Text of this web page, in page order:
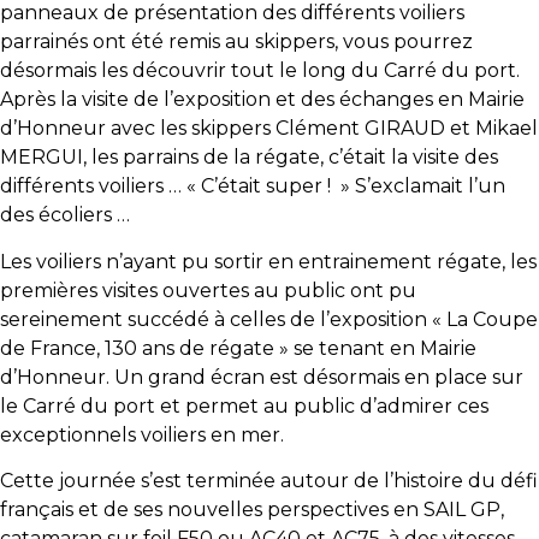
panneaux de présentation des différents voiliers
parrainés ont été remis au skippers, vous pourrez
désormais les découvrir tout le long du Carré du port.
Après la visite de l’exposition et des échanges en Mairie
d’Honneur avec les skippers Clément GIRAUD et Mikael
MERGUI, les parrains de la régate, c’était la visite des
différents voiliers … « C’était super ! » S’exclamait l’un
des écoliers …
Les voiliers n’ayant pu sortir en entrainement régate, les
premières visites ouvertes au public ont pu
sereinement succédé à celles de l’exposition « La Coupe
de France, 130 ans de régate » se tenant en Mairie
d’Honneur. Un grand écran est désormais en place sur
le Carré du port et permet au public d’admirer ces
exceptionnels voiliers en mer.
Cette journée s’est terminée autour de l’histoire du défi
français et de ses nouvelles perspectives en SAIL GP,